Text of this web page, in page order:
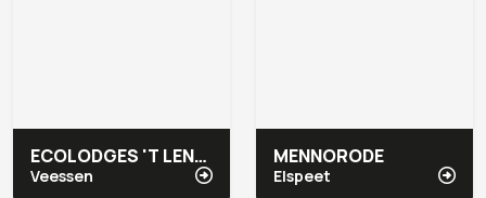
ECOLODGES 'T LENNEPSERF
Veessen
MENNORODE
Elspeet